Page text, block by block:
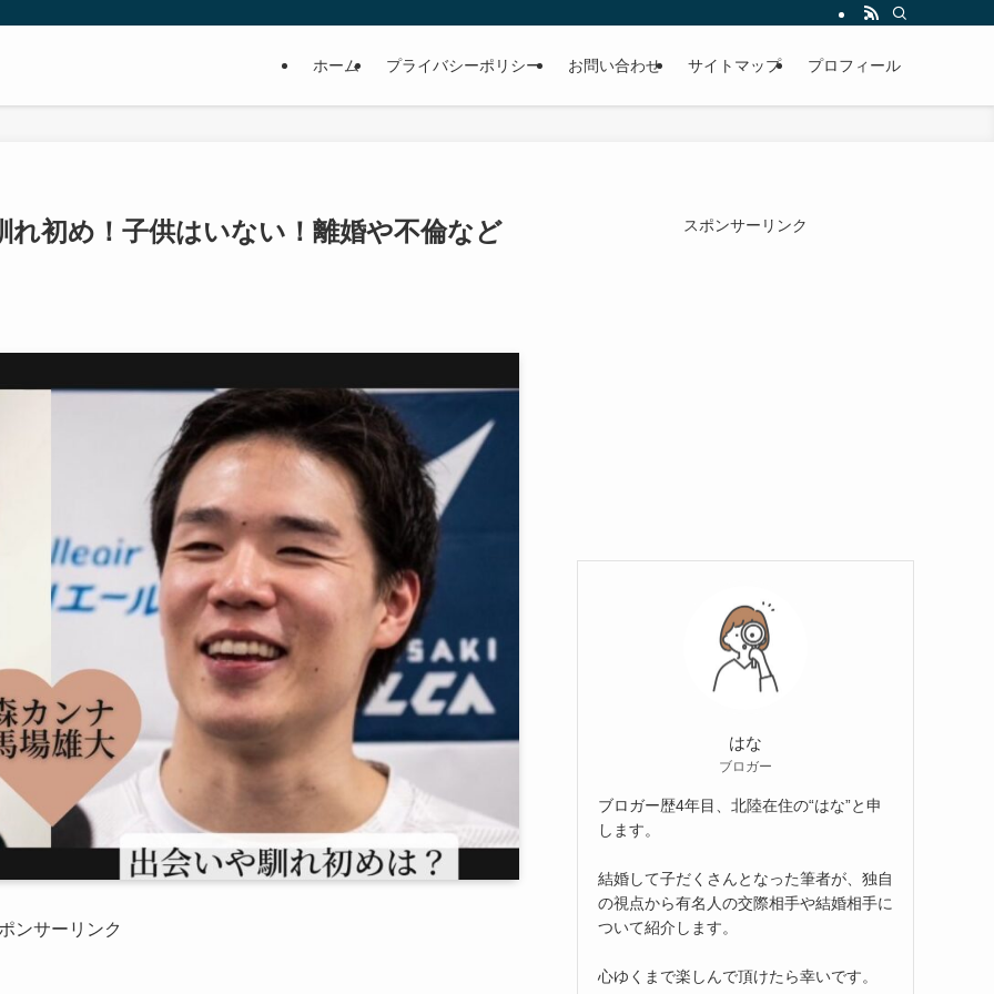
ホーム プライバシーポリシー お問い合わせ サイトマップ プロフィール
れ初め！子供はいない！離婚や不倫など
ンサーリンク
スポンサーリンク
はな
ブロガー
ブロガー歴4年目、北陸在住の“はな”と申
します。
結婚して子だくさんとなった筆者が、独自
の視点から有名人の交際相手や結婚相手に
ついて紹介します。
心ゆくまで楽しんで頂けたら幸いです。